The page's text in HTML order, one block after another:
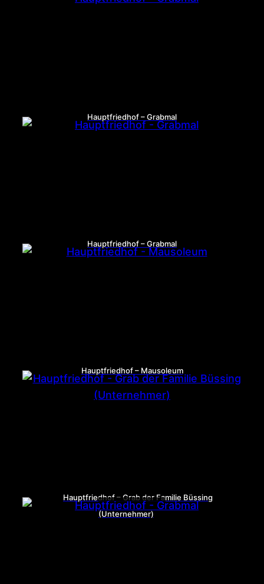
Hauptfriedhof – Grabmal
Hauptfriedhof – Grabmal
Hauptfriedhof – Mausoleum
Hauptfriedhof – Grab der Familie Büssing
(Unternehmer)